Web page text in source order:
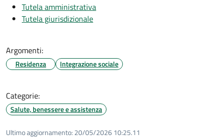
Tutela amministrativa
Tutela giurisdizionale
Argomenti:
Residenza Integrazione sociale
Categorie:
Salute, benessere e assistenza
Ultimo aggiornamento: 20/05/2026 10:25.11